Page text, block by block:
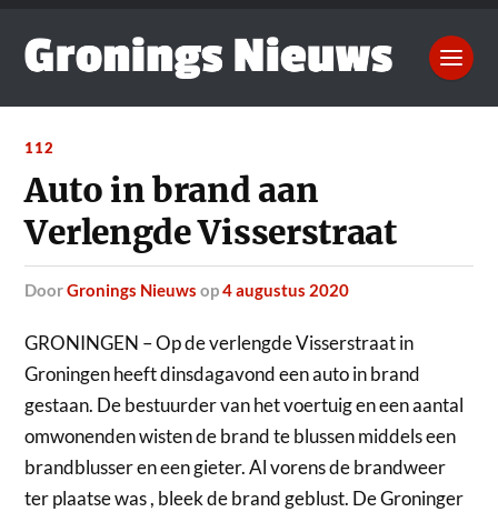
112
Auto in brand aan
Verlengde Visserstraat
doorGronings Nieuws op4 augustus 2020
GRONINGEN – Op de verlengde Visserstraat in
Groningen heeft dinsdagavond een auto in brand
gestaan. De bestuurder van het voertuig en een aantal
omwonenden wisten de brand te blussen middels een
brandblusser en een gieter. Al vorens de brandweer
ter plaatse was , bleek de brand geblust. De Groninger